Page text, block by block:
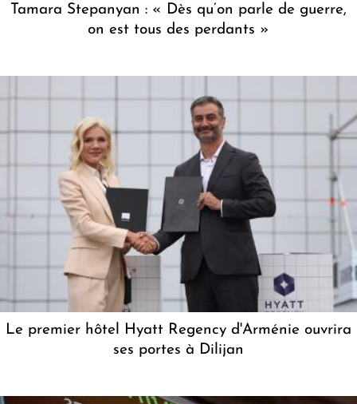
Tamara Stepanyan : « Dès qu’on parle de guerre,
on est tous des perdants »
Le premier hôtel Hyatt Regency d'Arménie ouvrira
ses portes à Dilijan